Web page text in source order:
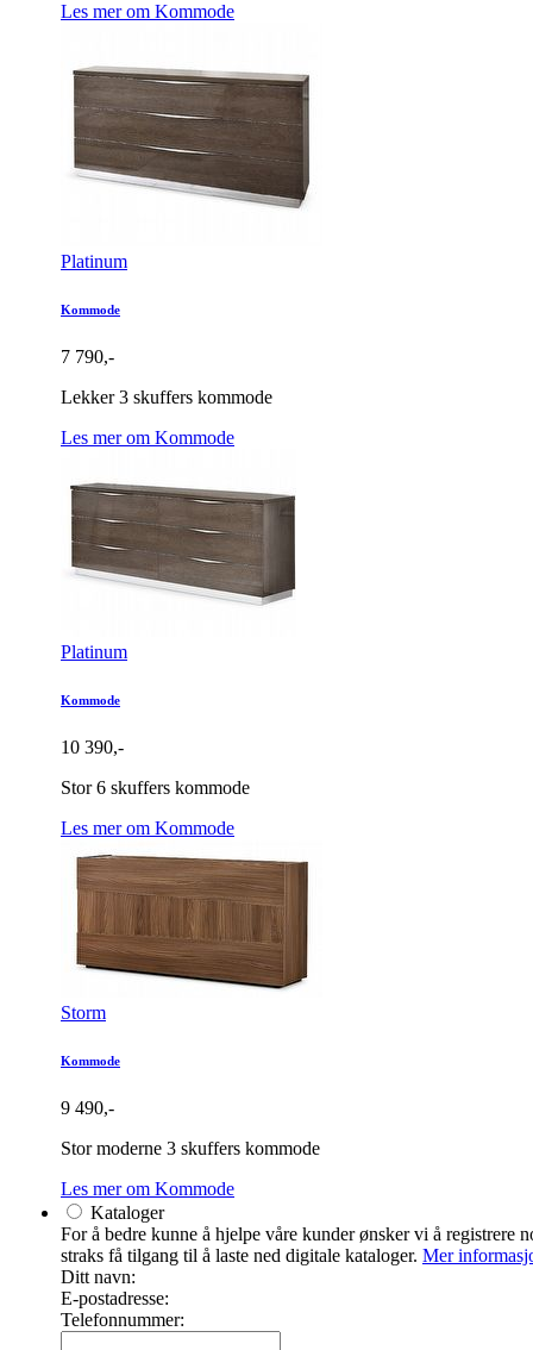
Les mer om Kommode
Platinum
Kommode
7 790,-
Lekker 3 skuffers kommode
Les mer om Kommode
Platinum
Kommode
10 390,-
Stor 6 skuffers kommode
Les mer om Kommode
Storm
Kommode
9 490,-
Stor moderne 3 skuffers kommode
Les mer om Kommode
Kataloger
For å bedre kunne å hjelpe våre kunder ønsker vi å
straks få tilgang til å laste ned digitale kataloger. Mer
Ditt navn:
E-postadresse:
Telefonnummer: